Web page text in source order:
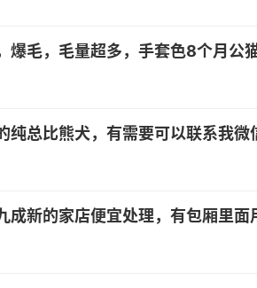
爆毛，毛量超多，手套色8个月公
纯总比熊犬，有需要可以联系我微
成新的家店便宜处理，有包厢里